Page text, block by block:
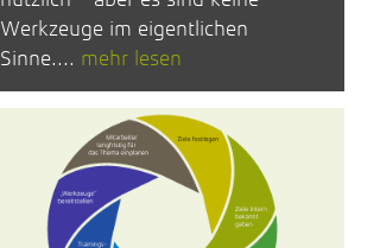
Werkzeuge im eigentlichen
Sinne.... mehr lesen